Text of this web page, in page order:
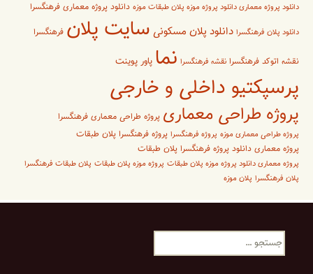
دانلود پروژه معماری دانلود پروژه موزه پلان طبقات موزه دانلود پروژه معماری فرهنگسرا
دانلود پلان فرهنگسرا دانلود پلان مسکونی سایت پلان فرهنگسرا
نقشه اتوکد فرهنگسرا نقشه فرهنگسرا نما پاور پوینت
پرسپکتیو داخلی و خارجی
پروژه طراحی معماری پروژه طراحی معماری فرهنگسرا
پروژه طراحی معماری موزه پروژه فرهنگسرا پروژه فرهنگسرا پلان طبقات
پروژه معماری دانلود پروژه فرهنگسرا پلان طبقات
پروژه معماری دانلود پروژه موزه پلان طبقات پروژه موزه پلان طبقات پلان طبقات فرهنگسرا
پلان فرهنگسرا پلان موزه
جستجو
برای: